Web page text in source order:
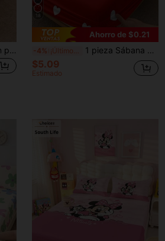
1 pieza Sábana ajustada con patrón de corazón negro, ropa de cama, protector de colchón, vida en el hogar, textiles para el hogar, suave, resistente a las arrugas, transpirable & cómodo, adecuado para todos los tamaños de cama, ropa de cama para dormitorio, decoración del hogar, almohada y funda de almohada no incluidas, lavable a máquina, regreso a la escuela
18
Ahorro de $0.21
-4% 1 pieza Sábana ajustada estampada súper suave, ropa de cama para el hogar, sábana ligera, funda de colchón multicolor, suave y transpirable, adecuada para todos los tamaños de colchón - individual, doble, queen, king, todas las estaciones, decoración interior, lavable a máquina (funda de almohada no incluida)
$5.09
Estimado